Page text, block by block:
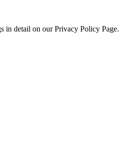
in detail on our Privacy Policy Page.